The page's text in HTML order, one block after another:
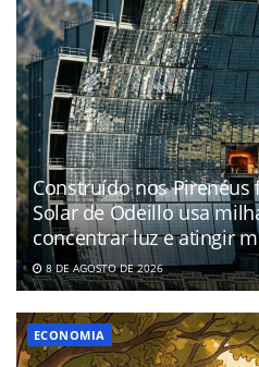
Construído nos Pirenéus
Solar de Odeillo usa
concentrar luz e atingir
8 DE AGOSTO DE 2026
ECONOMIA